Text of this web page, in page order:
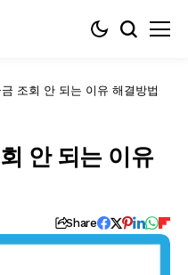
조회 안 되는 이유 해결방법
안 되는 이유
Share